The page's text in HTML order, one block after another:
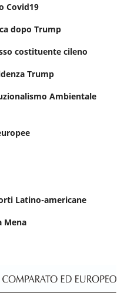
Covid19
dopo Trump
costituente cileno
Trump
Ambientale
Latino-americane
Mena